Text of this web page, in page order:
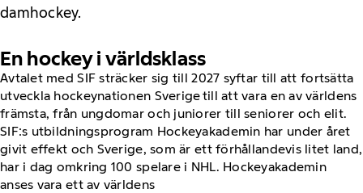
damhockey.
En hockey i världsklass
Avtalet med SIF sträcker sig till 2027 syftar till att fortsätta
utveckla hockeynationen Sverige till att vara en av världens
främsta, från ungdomar och juniorer till seniorer och elit.
SIF:s utbildningsprogram Hockeyakademin har under året
givit effekt och Sverige, som är ett förhållandevis litet land,
har i dag omkring 100 spelare i NHL. Hockeyakademin
anses vara ett av världens